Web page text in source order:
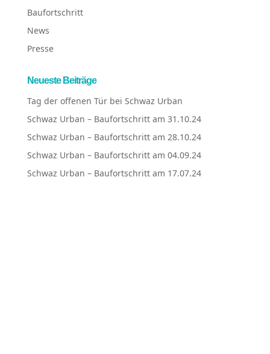
Baufortschritt
News
Presse
Neueste Beiträge
Tag der offenen Tür bei Schwaz Urban
Schwaz Urban – Baufortschritt am 31.10.24
Schwaz Urban – Baufortschritt am 28.10.24
Schwaz Urban – Baufortschritt am 04.09.24
Schwaz Urban – Baufortschritt am 17.07.24